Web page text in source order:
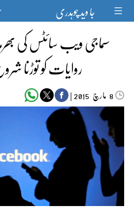
content جا وید چوہدری
سماجی ویب سائٹس کی
روایات کو توڑنا
8مارچ‬‮ |